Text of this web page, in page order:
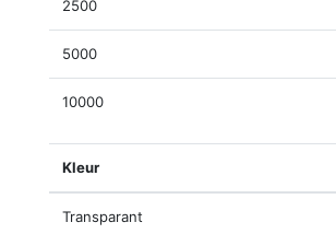
2500
5000
10000
Kleur
Transparant